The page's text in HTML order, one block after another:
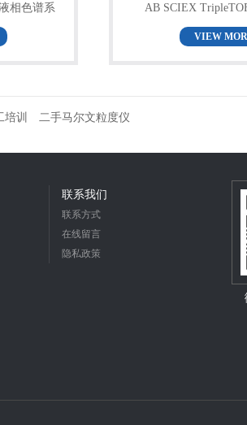
相色谱系
AB SCIEX
VIEW
培训 二手马尔文粒度仪
联系我们
联系方式
在线留言
隐私政策